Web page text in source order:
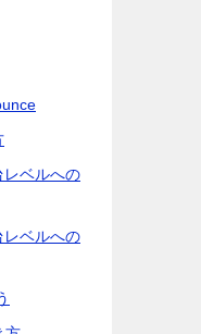
レベルへの
レベルへの